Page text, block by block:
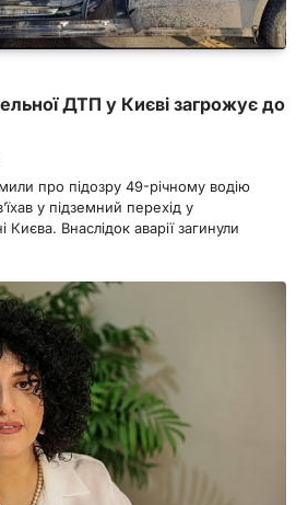
ДТП у Києві загрожує до
про підозру 49-річному водію
у підземний перехід у
Внаслідок аварії загинули